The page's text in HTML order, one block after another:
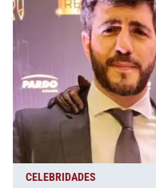
CELEBRIDADES